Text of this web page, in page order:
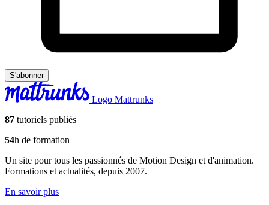
S'abonner
Logo Mattrunks
87 tutoriels publiés
54h de formation
Un site pour tous les passionnés de Motion Design et d'animation.
Formations et actualités, depuis 2007.
En savoir plus